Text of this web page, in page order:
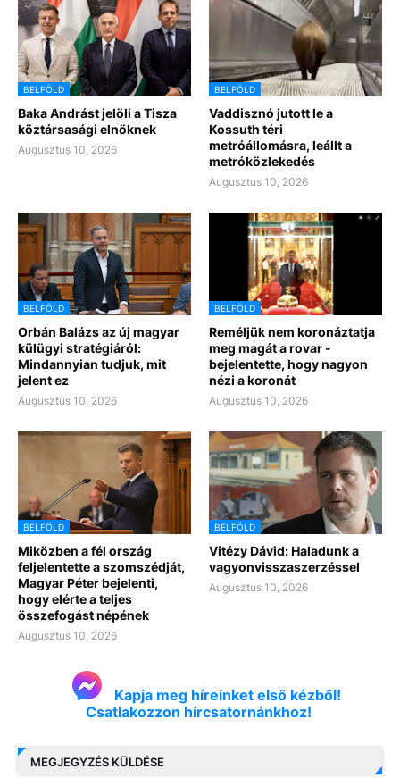
BELFÖLD
Baka Andrást jelöli a Tisza
köztársasági elnöknek
Augusztus 10, 2026
BELFÖLD
Vaddisznó jutott le a
Kossuth téri
metróállomásra, leállt a
metróközlekedés
Augusztus 10, 2026
BELFÖLD
Orbán Balázs az új magyar
külügyi stratégiáról:
Mindannyian tudjuk, mit
jelent ez
Augusztus 10, 2026
BELFÖLD
Reméljük nem koronáztatja
meg magát a rovar -
bejelentette, hogy nagyon
nézi a koronát
Augusztus 10, 2026
BELFÖLD
Miközben a fél ország
feljelentette a szomszédját,
Magyar Péter bejelenti,
hogy elérte a teljes
összefogást népének
Augusztus 10, 2026
BELFÖLD
Vitézy Dávid: Haladunk a
vagyonvisszaszerzéssel
Augusztus 10, 2026
Kapja meg híreinket első kézből!
Csatlakozzon hírcsatornánkhoz!
MEGJEGYZÉS KÜLDÉSE